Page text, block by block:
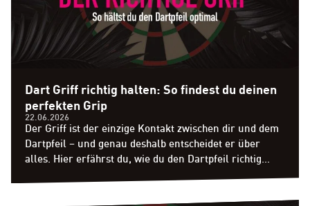
Dart Griff richtig halten: So findest du deinen
perfekten Grip
22.06.2026
Der Griff ist der einzige Kontakt zwischen dir und dem
Dartpfeil – und genau deshalb entscheidet er über
alles. Hier erfährst du, wie du den Dartpfeil richtig